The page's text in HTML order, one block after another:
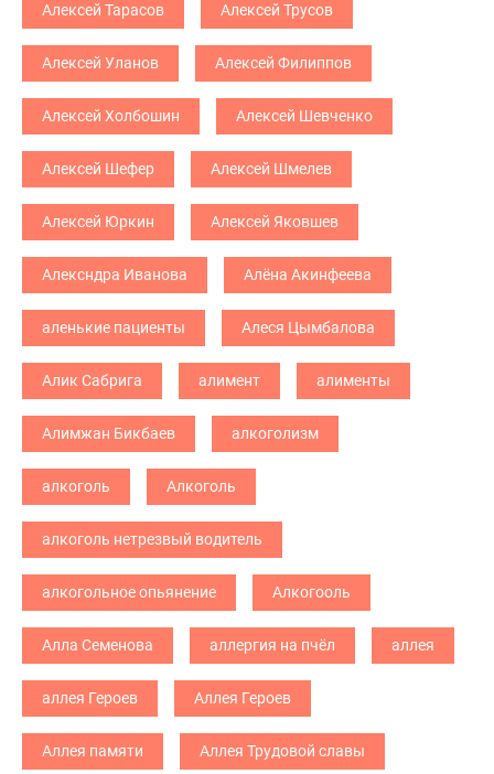
Алексей Тарасов Алексей Трусов
Алексей Уланов Алексей Филиппов
Алексей Холбошин Алексей Шевченко
Алексей Шефер Алексей Шмелев
Алексей Юркин Алексей Яковшев
Алексндра Иванова Алёна Акинфеева
аленькие пациенты Алеся Цымбалова
Алик Сабрига алимент алименты
Алимжан Бикбаев алкоголизм
алкоголь Алкоголь
алкоголь нетрезвый водитель
алкогольное опьянение Алкогооль
Алла Семенова аллергия на пчёл аллея
аллея Героев Аллея Героев
Аллея памяти Аллея Трудовой славы